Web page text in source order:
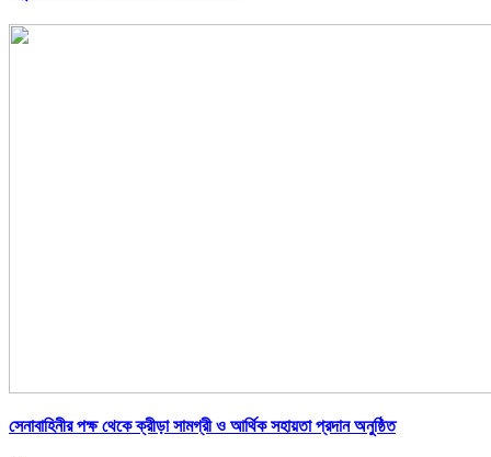
সেনাবাহিনীর পক্ষ থেকে ক্রীড়া সামগ্রী ও আর্থিক সহায়তা প্রদান অনুষ্ঠিত